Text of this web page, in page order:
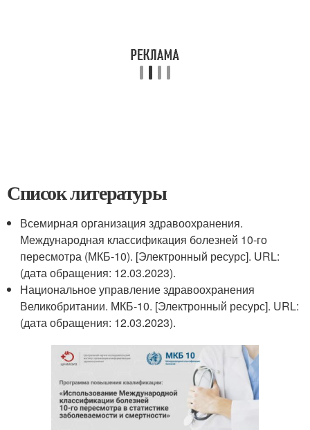
Список литературы
Всемирная организация здравоохранения.
Международная классификация болезней 10-го
пересмотра (МКБ-10). [Электронный ресурс]. URL:
(дата обращения: 12.03.2023).
Национальное управление здравоохранения
Великобритании. МКБ-10. [Электронный ресурс]. URL:
(дата обращения: 12.03.2023).